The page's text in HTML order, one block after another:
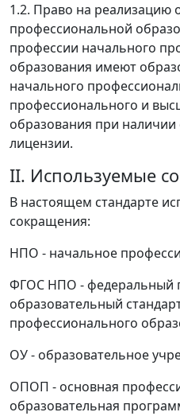
1.2. Право на реализацию
профессиональной
профессии начального
образования имеют
начального
профессионального и
образования при
лицензии.
II. Используемые
В настоящем стандарте
сокращения:
НПО - начальное
ФГОС НПО - федеральный
образовательный
профессионального
ОУ - образовательное
ОПОП - основная
образовательная